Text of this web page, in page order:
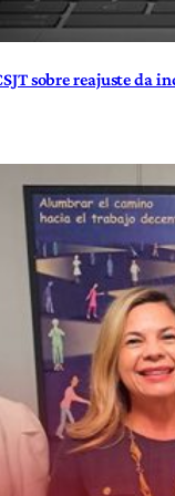
sobre reajuste da